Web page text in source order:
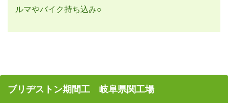
ルマやバイク持ち込み○
ブリヂストン期間工 岐阜県関工場